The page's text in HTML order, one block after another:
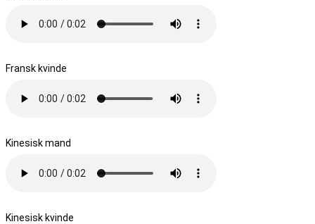
Fransk kvinde
Kinesisk mand
Kinesisk kvinde